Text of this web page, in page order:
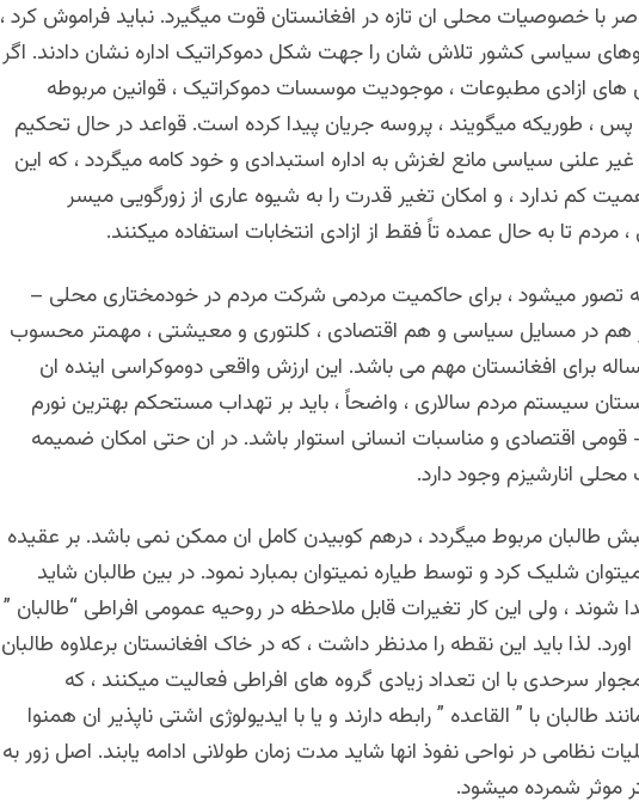
با خصوصیات محلی ان تازه در افغانستان قوت میگیرد. نباید فراموش کرد ،
سیاسی کشور تلاش شان را جهت شکل دموکراتیک اداره نشان دادند. اگر
ازادی مطبوعات ، موجودیت موسسات دموکراتیک ، قوانین مربوطه
، طوریکه میگویند ، پروسه جریان پیدا کرده است. قواعد در حال تحکیم
علنی سیاسی مانع لغزش به اداره استبدادی و خود کامه میگردد ، که این
کم ندارد ، و امکان تغیر قدرت را به شیوه عاری از زورگویی میسر
مردم تا به حال عمده تاً فقط از ازادی انتخابات استفاده میکنند.
تصور میشود ، برای حاکمیت مردمی شرکت مردم در خودمختاری محلی –
هم در مسایل سیاسی و هم اقتصادی ، کلتوری و معیشتی ، مهمتر محسوب
برای افغانستان مهم می باشد. این ارزش واقعی دوموکراسی اینده ان
سیستم مردم سالاری ، واضحاً ، باید بر تهداب مستحکم بهترین نورم
اقتصادی و مناسبات انسانی استوار باشد. در ان حتی امکان ضمیمه
انارشیزم وجود دارد.
طالبان مربوط میگردد ، درهم کوبیدن کامل ان ممکن نمی باشد. بر عقیده
شلیک کرد و توسط طیاره نمیتوان بمبارد نمود. در بین طالبان شاید
شوند ، ولی این کار تغیرات قابل ملاحظه در روحیه عمومی افراطی “طالبان ”
لذا باید این نقطه را مدنظر داشت ، که در خاک افغانستان برعلاوه طالبان
سرحدی با ان تعداد زیادی گروه های افراطی فعالیت میکنند ، که
طالبان با ” القاعده ” رابطه دارند و یا با ایدیولوژی اشتی ناپذیر ان همنوا
نظامی در نواحی نفوذ انها شاید مدت زمان طولانی ادامه یابند. اصل زور به
موثر شمرده میشود.